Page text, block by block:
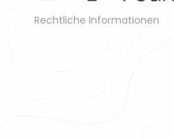
Rechtliche Informationen